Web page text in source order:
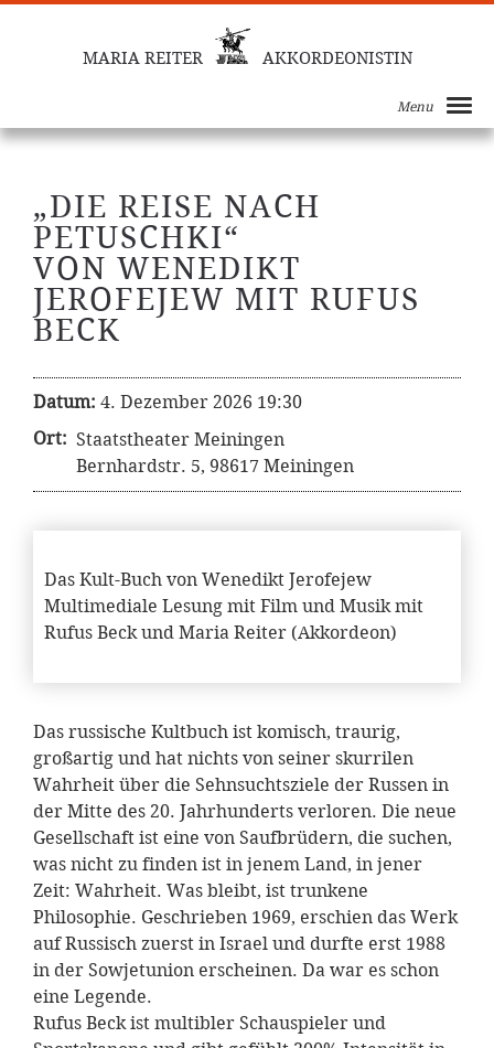
MARIA REITER AKKORDEONISTIN
Menu
„DIE REISE NACH
PETUSCHKI“
VON WENEDIKT
JEROFEJEW MIT RUFUS
BECK
Datum: 4. Dezember 2026 19:30
Ort: Staatstheater Meiningen
Bernhardstr. 5, 98617 Meiningen
Das Kult-Buch von Wenedikt Jerofejew
Multimediale Lesung mit Film und Musik mit
Rufus Beck und Maria Reiter (Akkordeon)
Das russische Kultbuch ist komisch, traurig,
großartig und hat nichts von seiner skurrilen
Wahrheit über die Sehnsuchtsziele der Russen in
der Mitte des 20. Jahrhunderts verloren. Die neue
Gesellschaft ist eine von Saufbrüdern, die suchen,
was nicht zu finden ist in jenem Land, in jener
Zeit: Wahrheit. Was bleibt, ist trunkene
Philosophie. Geschrieben 1969, erschien das Werk
auf Russisch zuerst in Israel und durfte erst 1988
in der Sowjetunion erscheinen. Da war es schon
eine Legende.
Rufus Beck ist multibler Schauspieler und